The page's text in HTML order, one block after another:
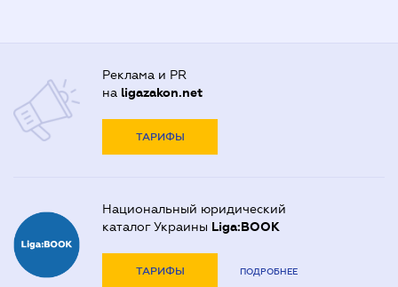
Реклама и PR
на ligazakon.net
ТАРИФЫ
Национальный юридический
каталог Украины Liga:BOOK
ТАРИФЫ ПОДРОБНЕЕ